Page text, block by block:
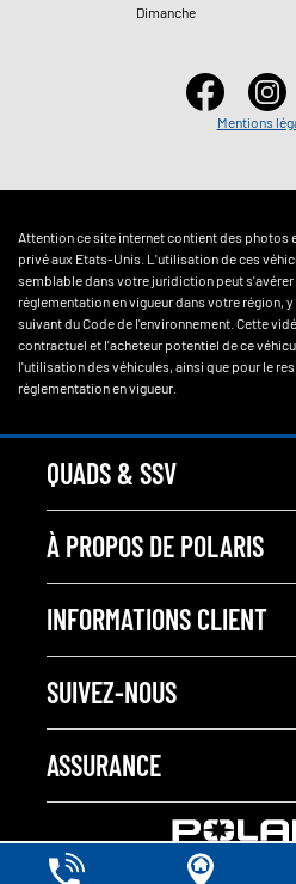
Dimanche
Mentions
Attention ce site internet contient des photos
privé aux Etats-Unis. L'utilisation de ces
semblable dans votre juridiction peut
réglementation en vigueur dans votre région,
suivant du Code de l'environnement. Cette
contractuel et l'acheteur potentiel de ce
l'utilisation des véhicules, ainsi que pour le
réglementation en vigueur.
QUADS & SSV
À PROPOS DE POLARIS
INFORMATIONS CLIENT
SUIVEZ-NOUS
ASSURANCE